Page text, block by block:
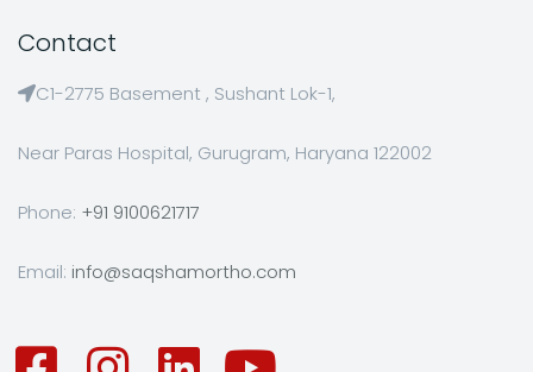
Contact
C1-2775 Basement , Sushant Lok-1,
Near Paras Hospital, Gurugram, Haryana 122002
Phone: +91 9100621717
Email: info@saqshamortho.com